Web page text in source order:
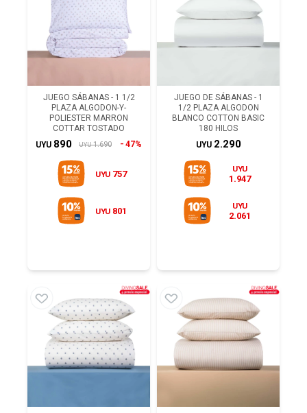
JUEGO SÁBANAS - 1 1/2
PLAZA ALGODON-Y-
POLIESTER MARRON
COTTAR TOSTADO
UYU 890 UYU 1.690 47%
UYU 757
UYU 801
JUEGO DE SÁBANAS - 1
1/2 PLAZA ALGODON
BLANCO COTTON BASIC
180 HILOS
UYU 2.290
UYU
1.947
UYU
2.061